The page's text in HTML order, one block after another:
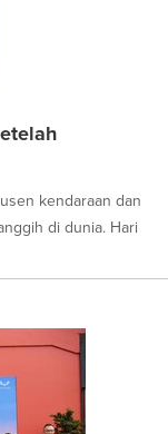
kendaraan dan
di dunia. Hari